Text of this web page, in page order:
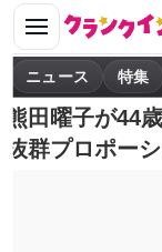
ニュース 特集
熊田曜子が44
抜群プロポー